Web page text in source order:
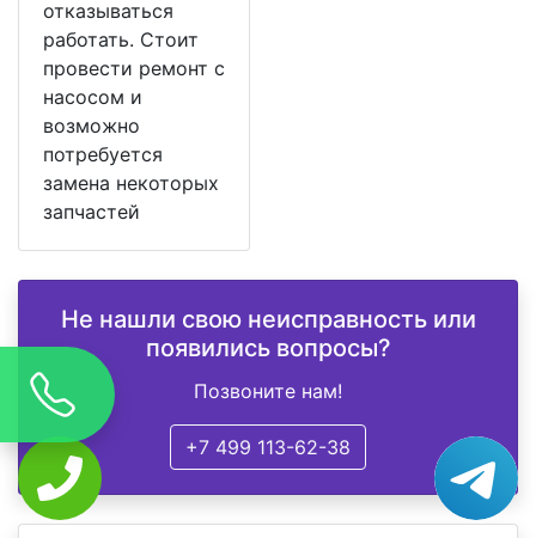
отказываться
работать. Стоит
провести ремонт с
насосом и
возможно
потребуется
замена некоторых
запчастей
Не нашли свою неисправность или
появились вопросы?
Позвоните нам!
+7 499 113-62-38